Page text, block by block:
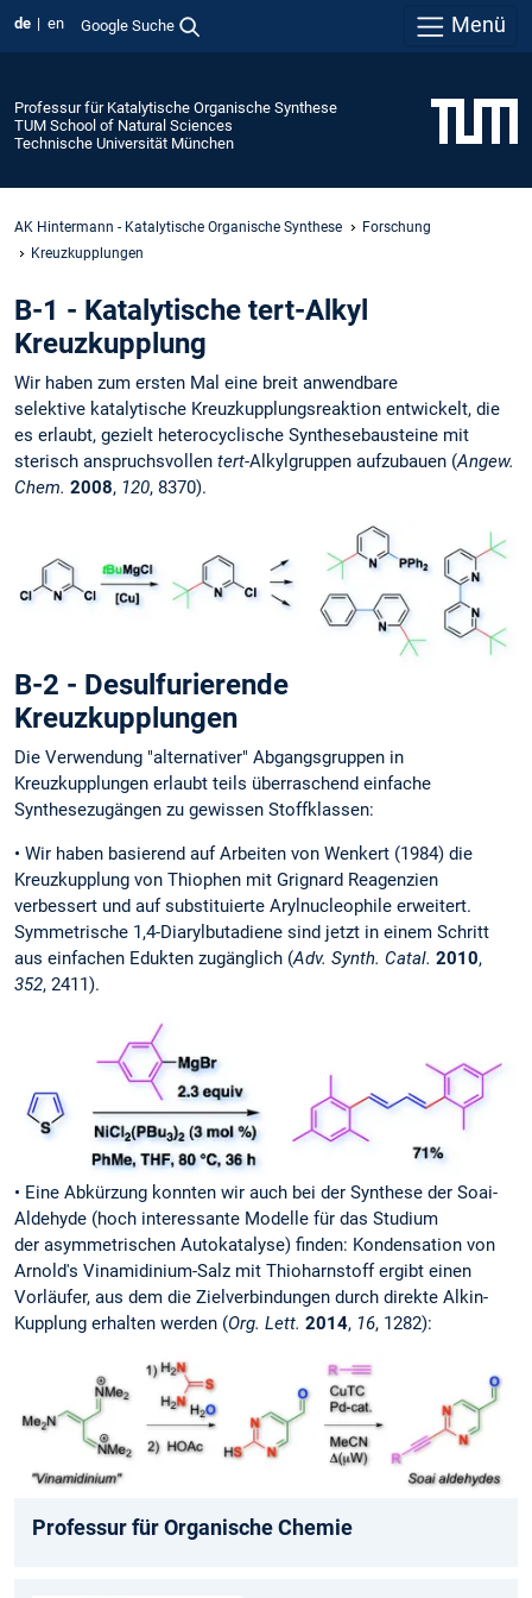
de en Google Suche Menü
Professur für Katalytische Organische Synthese
TUM School of Natural Sciences
Technische Universität München
AK Hintermann - Katalytische Organische Synthese
Forschung
Kreuzkupplungen
B-1 - Katalytische tert-Alkyl
Kreuzkupplung
Wir haben zum ersten Mal eine breit anwendbare
selektive katalytische Kreuzkupplungsreaktion entwickelt, die
es erlaubt, gezielt heterocyclische Synthesebausteine mit
sterisch anspruchsvollen tert-Alkylgruppen aufzubauen (Angew.
Chem. 2008, 120, 8370).
B-2 - Desulfurierende
Kreuzkupplungen
Die Verwendung "alternativer" Abgangsgruppen in
Kreuzkupplungen erlaubt teils überraschend einfache
Synthesezugängen zu gewissen Stoffklassen:
• Wir haben basierend auf Arbeiten von Wenkert (1984) die
Kreuzkupplung von Thiophen mit Grignard Reagenzien
verbessert und auf substituierte Arylnucleophile erweitert.
Symmetrische 1,4-Diarylbutadiene sind jetzt in einem Schritt
aus einfachen Edukten zugänglich (Adv. Synth. Catal. 2010,
352, 2411).
• Eine Abkürzung konnten wir auch bei der Synthese der Soai-
Aldehyde (hoch interessante Modelle für das Studium
der asymmetrischen Autokatalyse) finden: Kondensation von
Arnold's Vinamidinium-Salz mit Thioharnstoff ergibt einen
Vorläufer, aus dem die Zielverbindungen durch direkte Alkin-
Kupplung erhalten werden (Org. Lett. 2014, 16, 1282):
Professur für Organische Chemie